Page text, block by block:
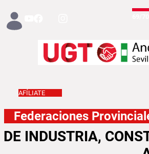
Federaciones
Federaciones
INDUSTRIA,